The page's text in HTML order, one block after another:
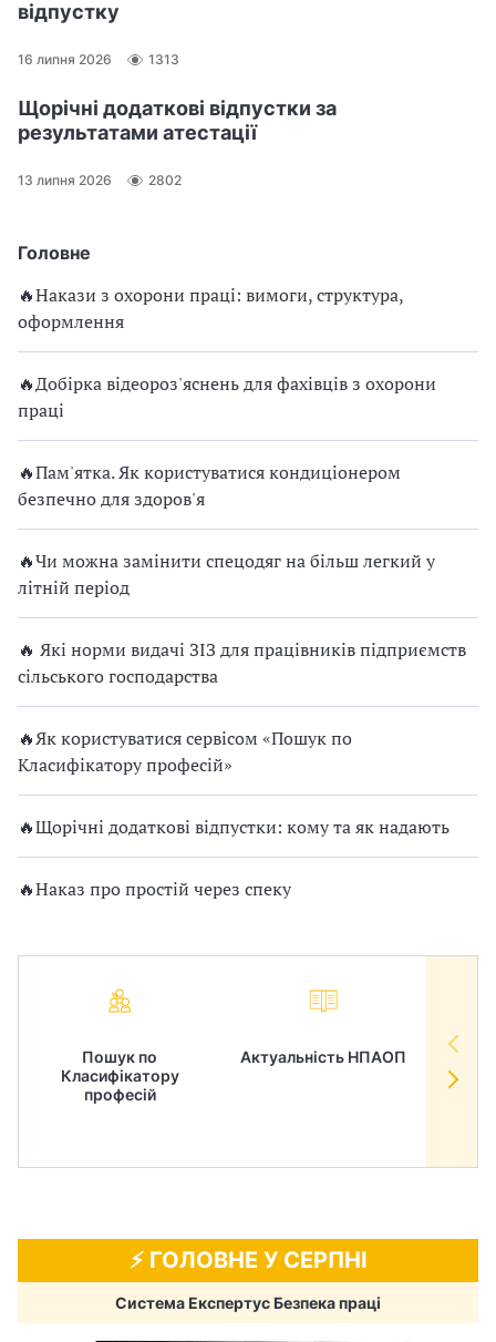
Головне
🔥Накази з охорони праці: вимоги, структура,
оформлення
🔥Добірка відеороз'яснень для фахівців з охорони
праці
🔥Пам'ятка. Як користуватися кондиціонером
безпечно для здоров'я
🔥Чи можна замінити спецодяг на більш легкий у
літній період
🔥 Які норми видачі ЗІЗ для працівників підприємств
сільського господарства
🔥Як користуватися сервісом «Пошук по
Класифікатору професій»
🔥Щорічні додаткові відпустки: кому та як надають
🔥Наказ про простій через спеку
Пошук по
Класифікатору
професій
Актуальність НПАОП
відпустку
16 липня 2026 1313
Щорічні додаткові відпустки за
результатами атестації
13 липня 2026 2802
⚡️ ГОЛОВНЕ У СЕРПНІ
Система Експертус Безпека праці